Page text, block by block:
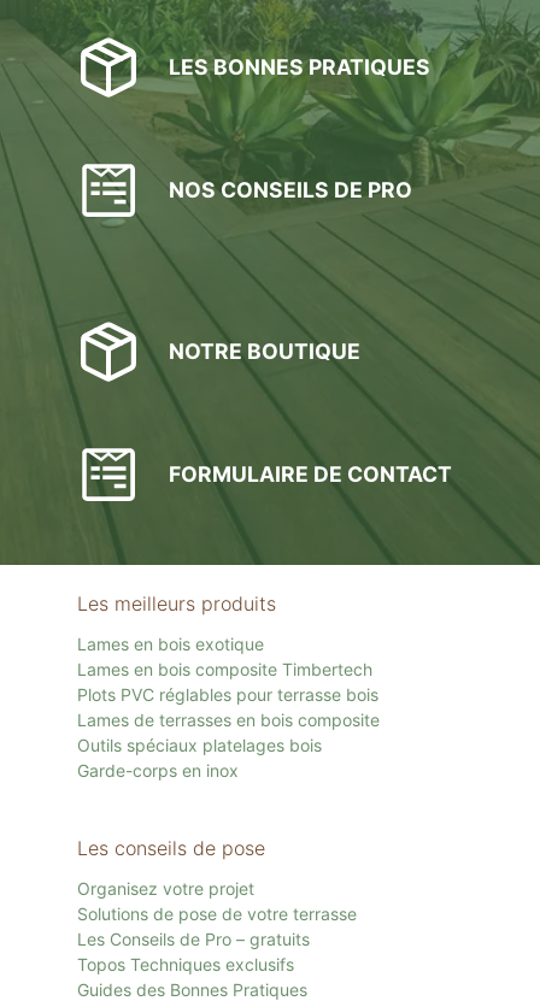
LES BONNES PRATIQUES
NOS CONSEILS DE PRO
NOTRE BOUTIQUE
FORMULAIRE DE CONTACT
Les meilleurs produits
Lames en bois exotique
Lames en bois composite Timbertech
Plots PVC réglables pour terrasse bois
Lames de terrasses en bois composite
Outils spéciaux platelages bois
Garde-corps en inox
Les conseils de pose
Organisez votre projet
Solutions de pose de votre terrasse
Les Conseils de Pro – gratuits
Topos Techniques exclusifs
Guides des Bonnes Pratiques